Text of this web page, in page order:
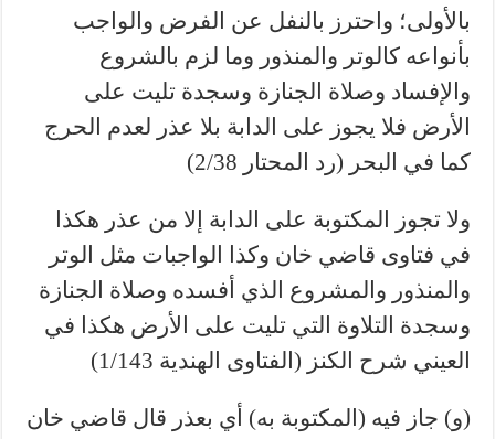
بالأولى؛ واحترز بالنفل عن الفرض والواجب
بأنواعه كالوتر والمنذور وما لزم بالشروع
والإفساد وصلاة الجنازة وسجدة تليت على
الأرض فلا يجوز على الدابة بلا عذر لعدم الحرج
كما في البحر (رد المحتار 2/38)
ولا تجوز المكتوبة على الدابة إلا من عذر هكذا
في فتاوى قاضي خان وكذا الواجبات مثل الوتر
والمنذور والمشروع الذي أفسده وصلاة الجنازة
وسجدة التلاوة التي تليت على الأرض هكذا في
العيني شرح الكنز (الفتاوى الهندية 1/143)
(و) جاز فيه (المكتوبة به) أي بعذر قال قاضي خان